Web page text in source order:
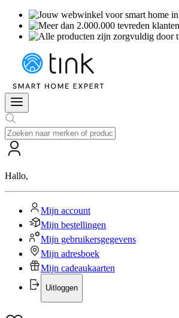
Hallo,
Mijn account
Mijn bestellingen
Mijn gebruikersgegevens
Mijn adresboek
Mijn cadeaukaarten
Uitloggen